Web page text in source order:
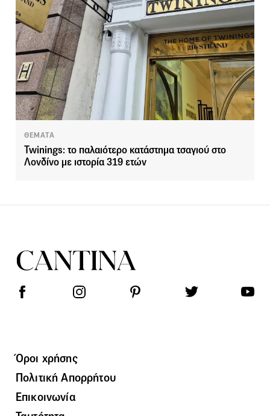
ΘΕΜΑΤΑ
Twinings: το παλαιότερο κατάστημα τσαγιού στο
Λονδίνο με ιστορία 319 ετών
Όροι χρήσης
Πολιτική Απορρήτου
Επικοινωνία